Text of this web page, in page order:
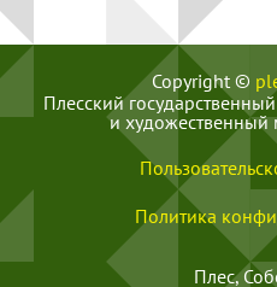
Copyright ©
Плесский
и художественный
Политика
Плес,